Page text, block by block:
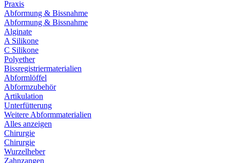
Praxis
Abformung & Bissnahme
Abformung & Bissnahme
Alginate
A Silikone
C Silikone
Polyether
Bissregistriermaterialien
Abformlöffel
Abformzubehör
Artikulation
Unterfütterung
Weitere Abformmaterialien
Alles anzeigen
Chirurgie
Chirurgie
Wurzelheber
Zahnzangen